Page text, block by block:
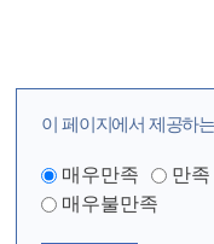
이 페이지에서 제공하
매우만족 만족
매우불만족